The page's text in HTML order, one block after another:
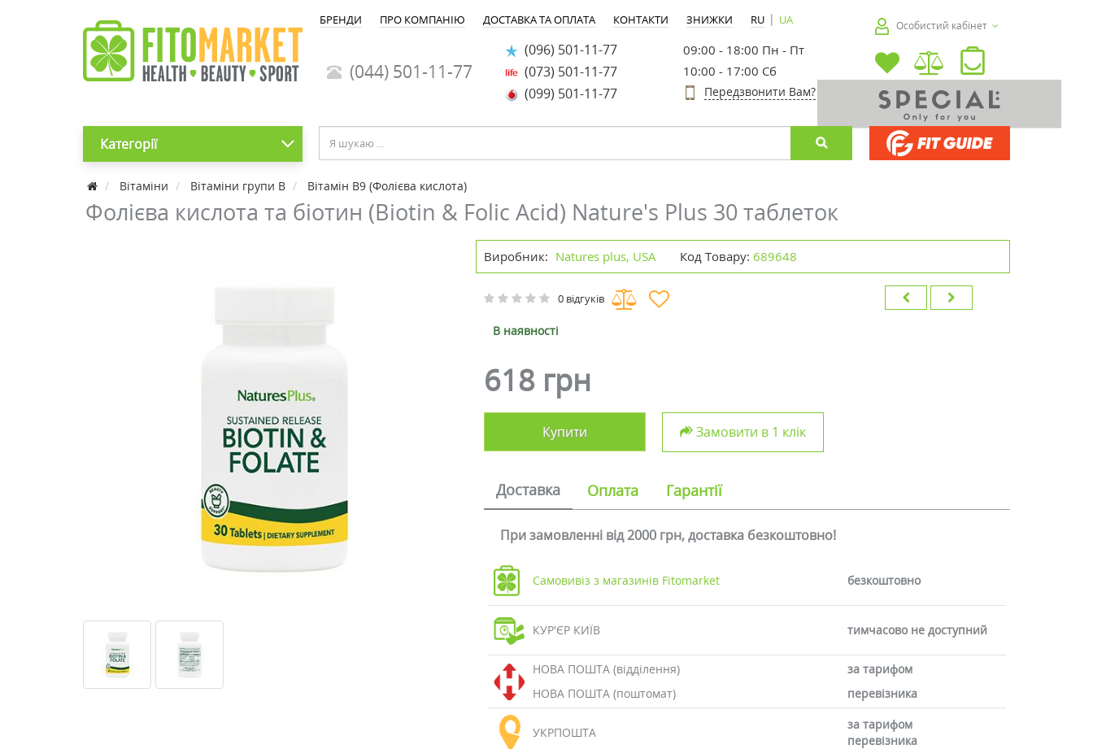
БРЕНДИ ПРО КОМПАНІЮ ДОСТАВКА ТА ОПЛАТА КОНТАКТИ ЗНИЖКИ RU | UA
(044) 501-11-77
(096) 501-11-77
(073) 501-11-77
(099) 501-11-77
09:00 - 18:00 Пн - Пт
10:00 - 17:00 Сб
Передзвонити Вам?
Особистий кабінет
Категорії
Вітаміни Вітаміни групи В Вітамін B9 (Фолієва кислота)
Фолієва кислота та біотин (Biotin & Folic Acid) Nature's Plus 30 таблеток
Виробник: Natures plus, USA Код Товару: 689648
0 відгуків
В наявності
618 грн
Купити Замовити в 1 клік
Доставка Оплата Гарантії
При замовленні від 2000 грн, доставка безкоштовно!
Самовивіз з магазинів Fitomarket безкоштовно
КУР'ЄР КИЇВ тимчасово не доступний
НОВА ПОШТА (відділення)
за тарифом
НОВА ПОШТА (поштомат)
перевізника
УКРПОШТА
за тарифом
перевізника